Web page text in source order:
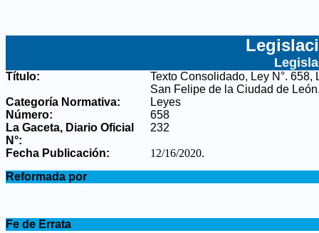
Título:
Texto Consolidado, Ley N°.
San Felipe de la Ciudad de León
Categoría Normativa:
Leyes
Número:
658
La Gaceta, Diario Oficial
N°:
232
Fecha Publicación: 12/16/2020.
Reformada por
Fe de Errata